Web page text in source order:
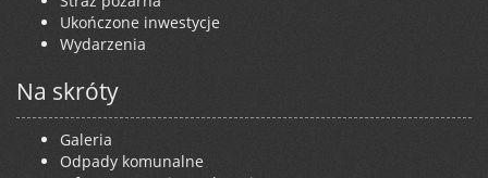
Ukończone inwestycje
Wydarzenia
Na skróty
Galeria
Odpady komunalne